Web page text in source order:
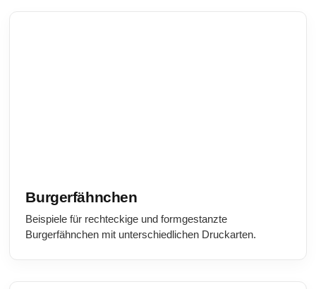
Burgerfähnchen
Beispiele für rechteckige und formgestanzte
Burgerfähnchen mit unterschiedlichen Druckarten.